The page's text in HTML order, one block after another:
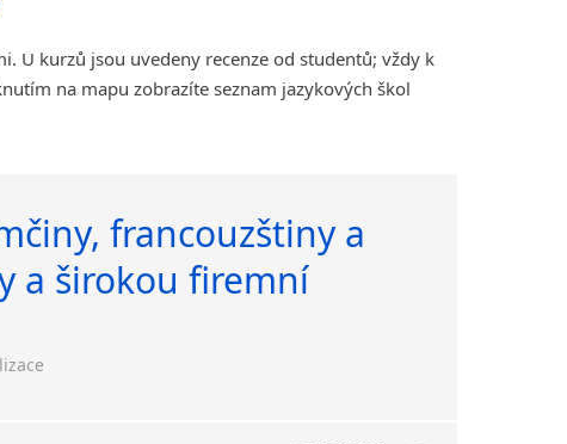
U kurzů jsou uvedeny recenze od studentů; vždy k
na mapu zobrazíte seznam jazykových škol
francouzštiny a
a širokou firemní